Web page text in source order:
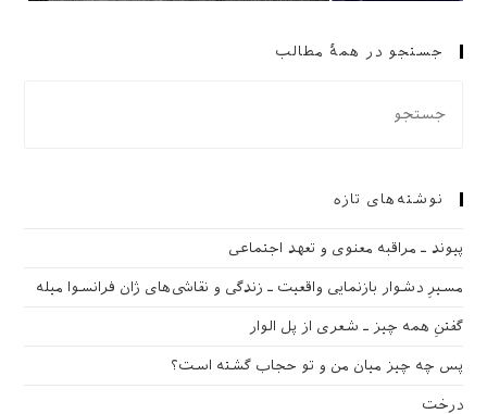
جستجو در همهٔ مطالب
نوشته‌های تازه
پیوند ـ مراقبه‌ معنوی و تعهد اجتماعی
مسیرِ دشوار بازنمایی واقعیت ـ زندگی و نقاشی‌های ژان فرانسوا میله
گفتنِ همه چیز ـ شعری از پل الوار
پس چه چیز میان من و تو حجاب گشته است؟
درخت